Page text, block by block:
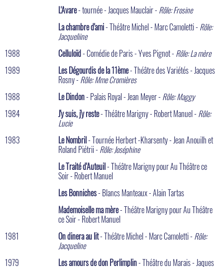
L'Avare- tournée - Jacques Mauclair - Rôle: Frosine
La chambre d'ami- Théâtre Michel - Marc Camoletti - Rôle:
Jacqueliine
1988
Celluloïd- Comédie de Paris - Yves Pignot - Rôle: La mère
1989
Les Dégourdis de la 11ème- Théâtre des Variétés - Jacques
Rosny - Rôle: Mme Cromières
1988
Le Dindon- Palais Royal - Jean Meyer - Rôle: Maggy
1984
J'y suis, j'y reste- Théâtre Marigny - Robert Manuel - Rôle:
Lucie
1983
Le Nombril- Tournée Herbert -Kharsenty - Jean Anouilh et
Roland Piétrii - Rôle: Joséphine
Le Traité d'Auteuil- Théâtre Marigny pour Au Théâtre ce
Soir - Robert Manuel
Les Bonniches- Blancs Manteaux - Alain Tartas
Mademoiselle ma mère- Théâtre Marigny pour Au Théâtre
ce Soir - Robert Manuel
1981
On dinera au lit- Théâtre Michel - Marc Camoletti - Rôle:
Jacqueline
1979
Les amours de don Perlimplin- Théâtre du Marais - Jaques